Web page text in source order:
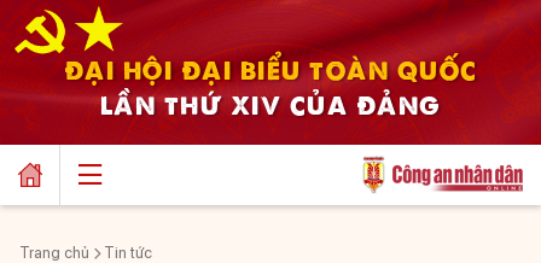
ĐẠI HỘI ĐẠI BIỂU TOÀN QUỐC
LẦN THỨ XIV CỦA ĐẢNG
Trang chủ Tin tức